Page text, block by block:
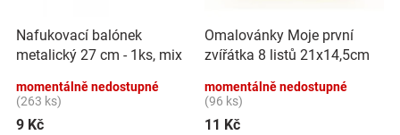
Hračkářství
ůo
d
u
k
ů
Nafukovací balónek
metalický 27 cm - 1ks, mix
momentálně nedostupné
(263 ks)
9 Kč
Omalovánky Moje první
zvířátka 8 listů 21x14,5cm
momentálně nedostupné
(96 ks)
11 Kč